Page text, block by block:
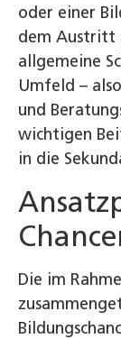
oder einer
dem Austritt
allgemeine
Umfeld –
und
wichtigen
in die
Die im